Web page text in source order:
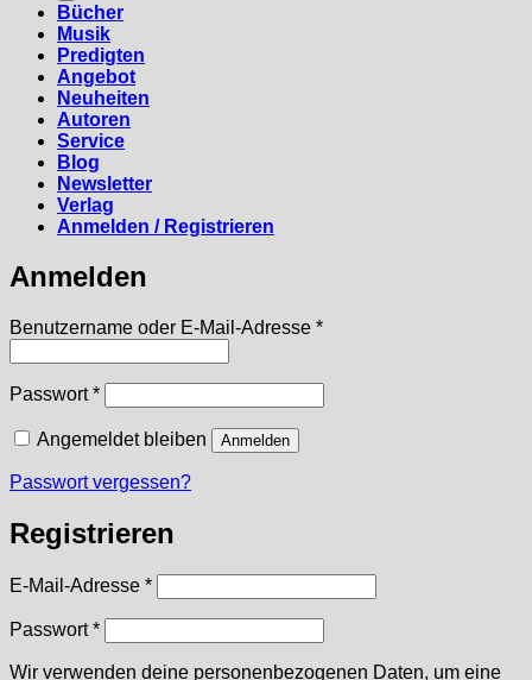
Bücher
Musik
Predigten
Angebot
Neuheiten
Autoren
Service
Blog
Newsletter
Verlag
Anmelden / Registrieren
Anmelden
Benutzername oder E-Mail-Adresse *Erforderlich
Passwort*Erforderlich
Angemeldet bleiben Anmelden
Passwort vergessen?
Registrieren
E-Mail-Adresse *Erforderlich
Passwort*Erforderlich
Wir verwenden deine personenbezogenen Daten, um eine